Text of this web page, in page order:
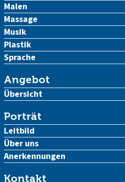
Malen
Massage
Musik
Plastik
Sprache
Angebot
Übersicht
Porträt
Leitbild
Über uns
Anerkennungen
Kontakt